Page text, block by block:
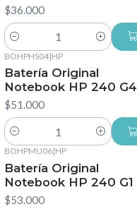
$36.000
Cantidad
BOHPHS04|HP
Batería Original
Notebook HP 240 G4
$51.000
Cantidad
BOHPMU06|HP
Batería Original
Notebook HP 240 G1
$53.000